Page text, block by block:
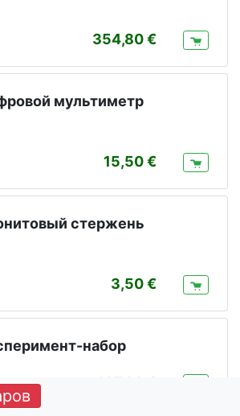
354,80
мультиметр
15,50
стержень
3,50
набор
107,00